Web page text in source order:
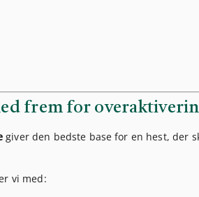
frem for
giver den bedste base for en hest, der
vi med: